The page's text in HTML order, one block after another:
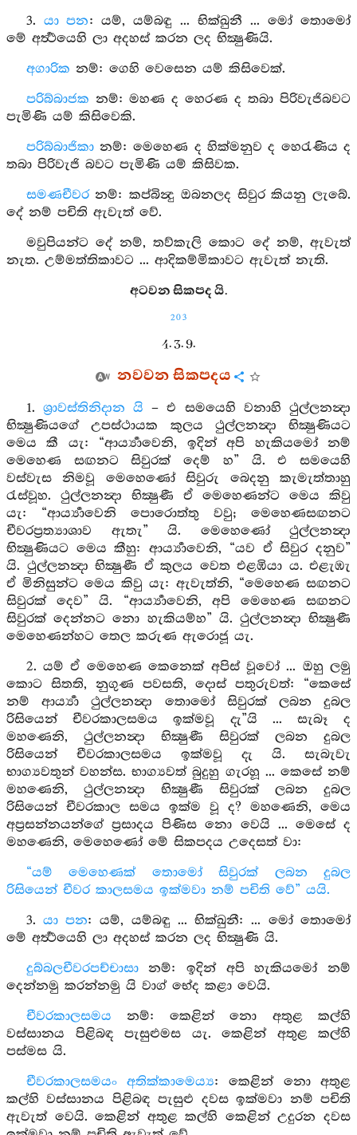
3. යා පන: යම්, යම්බඳු ... භික්ඛුනී ... මෝ තොමෝ
මේ අර්‍ත්‍ථයෙහි ලා අදහස් කරන ලද භික්‍ෂුණියි.
අගාරික නම්: ගෙහි වෙසෙන යම් කිසිවෙක්.
පරිබ්බාජක නම්: මහණ ද හෙරණ ද තබා පිරිවැජිබවට
පැමිණි යම් කිසිවෙකි.
පරිබ්බාජිකානම්: මෙහෙණ ද හික්මනුව ද හෙරැණිය ද
තබා පිරිවැජි බවට පැමිණි යම් කිසිවක.
සමණචීවරනම්: කප්බින්‍දු ඔබනලද සිවුර කියනු ලැබේ.
දේ නම් පචිති ඇවැත් වේ.
මවුපියන්ට දේ නම්, තව්කැලි කොට දේ නම්, ඇවැත්
නැත. උම්මත්තිකාවට ... ආදිකම්මිකාවට ඇවැත් නැති.
අටවන සිකපද යි.
203
4. 3. 9.
නවවන සිකපදය
1. ශ්‍රාවස්තිනිදාන යි – එ සමයෙහි වනාහි ථුල්ලනන්‍දා
භික්‍ෂුණියගේ උපස්ථායක කුලය ථුල්ලනන්‍දා භික්‍ෂුණියට
මෙය කී යැ: “ආර්‍ය්‍යාවෙනි, ඉදින් අපි හැකියමෝ නම්
මෙහෙණ සඟනට සිවුරක් දෙම් හ” යි. එ සමයෙහි
වස්වැස නිමවූ මෙහෙණෝ සිවුරු බෙදනු කැමැත්තාහු
රැස්වූහ. ථුල්ලනන්‍දා භික්‍ෂුණී ඒ මෙහෙණන්ට මෙය කිවු
යැ: “ආර්‍ය්‍යාවෙනි පොරොත්තු වවු; මෙහෙණසඟනට
චීවරප්‍රත්‍යාශාව ඇතැ” යි. මෙහෙණෝ ථුල්ලනන්‍දා
භික්‍ෂුණියට මෙය කීහු: ආර්‍ය්‍යාවෙනි, “යව ඒ සිවුර දනුව”
යි. ථුල්ලනන්‍දා භික්‍ෂුණී ඒ කුලය වෙත එළඹියා ය. එළැඹැ
ඒ මිනිසුන්ට මෙය කිවු යැ: ඇවැත්නි, “මෙහෙණ සඟනට
සිවුරක් දෙව” යි. “ආර්‍ය්‍යාවෙනි, අපි මෙහෙණ සඟනට
සිවුරක් දෙන්නට නො හැකියම්හ” යි. ථුල්ලනන්‍දා භික්‍ෂුණී
මෙහෙණන්හට තෙල කරුණ ඇරොජූ යැ.
2. යම් ඒ මෙහෙණ කෙනෙක් අපිස් වූවෝ ... ඔහු ලමු
කොට සිතති, නුගුණ පවසති, දොස් පතුරුවත්: “කෙසේ
නම් ආර්‍ය්‍යා ථුල්ලනන්‍දා තොමෝ සිවුරක් ලබන දුබල
රිසියෙන් චීවරකාලසමය ඉක්මවූ දැ”යි ... සැබෑ ද
මහණෙනි, ථුල්ලනන්‍දා භික්‍ෂුණී සිවුරක් ලබන දුබල
රිසියෙන් චීවරකාලසමය ඉක්මවූ දැ යි. සැබැවැ
භාග්‍යවතුන් වහන්ස. භාග්‍යවත් බුදුහු ගැරහූ ... කෙසේ නම්
මහණෙනි, ථුල්ලනන්‍දා භික්‍ෂුණී සිවුරක් ලබන දුබල
රිසියෙන් චීවරකාල සමය ඉක්ම වූ ද? මහණෙනි, මෙය
අප්‍රසන්නයන්ගේ ප්‍රසාදය පිණිස නො වෙයි ... මෙසේ ද
මහණෙනි, මෙහෙණෝ මේ සිකපදය උදෙසත් වා:
“යම් මෙහෙණක් තොමෝ සිවුරක් ලබන දුබල
රිසියෙන් චීවර කාලසමය ඉක්මවා නම් පචිති වේ” යයි.
3. යා පන: යම්, යම්බඳු ... භික්ඛුනී: ... මෝ තොමෝ
මේ අර්‍ත්‍ථයෙහි ලා අදහස් කරන ලද භික්‍ෂුණි යි.
දුබ්බලචීවරපච්චාසානම්: ඉදින් අපි හැකියමෝ නම්
දෙන්නමු කරන්නමු යි වාග් භේද කළා වෙයි.
චීවරකාලසමය නම්: කෙළින් නො අතුළ කල්හි
වස්සානය පිළිබඳ පැසුළුමස යැ. කෙළින් අතුළ කල්හි
පස්මස යි.
චීවරකාලසමයං අතික්කාමෙය්‍ය: කෙළින් නො අතුළ
කල්හි වස්සානය පිළිබඳ පැසුළු දවස ඉක්මවා නම් පචිති
ඇවැත් වෙයි. කෙළින් අතුළ කල්හි කෙළින් උදුරන දවස